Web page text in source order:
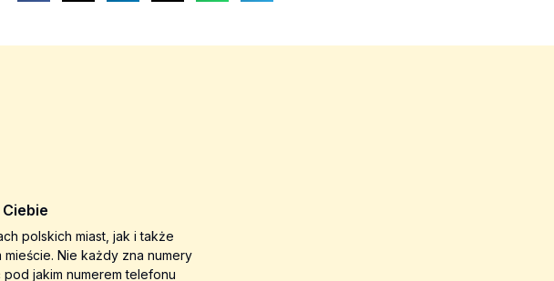
polskich miast, jak i także
Nie każdy zna numery
jakim numerem telefonu